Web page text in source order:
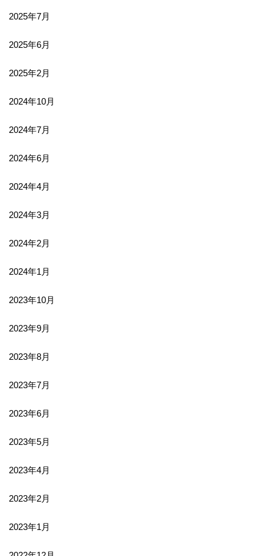
2025年7月
2025年6月
2025年2月
2024年10月
2024年7月
2024年6月
2024年4月
2024年3月
2024年2月
2024年1月
2023年10月
2023年9月
2023年8月
2023年7月
2023年6月
2023年5月
2023年4月
2023年2月
2023年1月